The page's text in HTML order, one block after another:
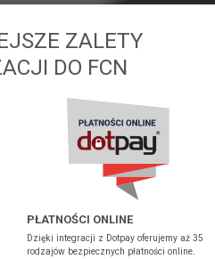
ZALETY
DO FCN
PŁATNOŚCI ONLINE
Dzięki integracji z Dotpay oferujemy aż 35
rodzajów bezpiecznych płatności online.